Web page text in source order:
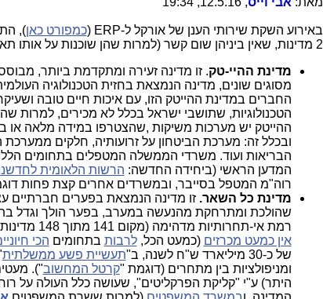
באירוע השקת שירותי הענן של אורקל ל-ERP ( כמפורט כאן),
2 מדינות, שאין ביניהן שום קשר (למרות שהן שוכנות על אותו תא שטח הנקרא מדינת ישראל):
מדינת ההיי-טק. זו מדינה זעירה ומתקדמת ביותר,
מסוגים שונים, מדינה הנמצאת בחזית הטכנולוגיה
החברים במדינת ההייטק הזו, עם איכות חיים טובה
הטכנולוגיות, שתושבי ישראל בכלל לא מכירים, למרות
ההייטק יש מערכות משיקות ,שהצטרפו במידה מלאה או
ובכלל זה: מערכת הביטחון על זרועותיה, חלקים
הבריאות ועוד. משרדי הממשלה המטפלים בתחומים
המדען הראשי (ביחידה החדשה: הרשות הלאומית
רוה"מ המטפל בסייבר, ובמשרדים אחרים קצת פחות
מדינת כל השאר.
שהולכת ומתרחקת מהנעשה במערב, בפער הולך וגדל
רמת אי-תחרותיות מדהימה (מקום 141 מתוך 148 מדינות הנמדדות בעולם ברמת התחרותיות שלהן). במדינה הזו
אין כמעט מכרזים (כמעט הכל,לרבות בתחומים הכי
של כ-30 מיליארד ש"ח לשנה, ב"
תעשיית פשע ממשלתית
ומניפולציות בין מתחרים (דוגמת "קרטל המחשוב").
היתר) ע"י "קליקת הפרקליטים", שעושה כלל העולה על